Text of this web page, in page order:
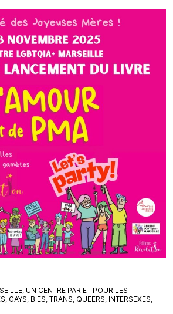
UN CENTRE PAR ET POUR LES
GAYS, BIES, TRANS, QUEERS, INTERSEXES,